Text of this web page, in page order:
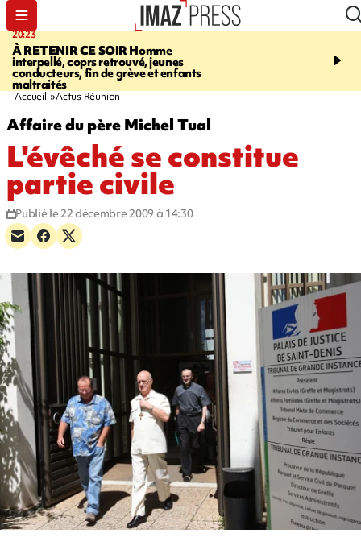
20:23
À RETENIR CE SOIRHomme
interpellé, coprs retrouvé, jeunes
conducteurs, fin de grève et enfants
maltraités
06:04
à La Réunion - des
Accueil Actus Réunion
Affaire du père Michel Tual
L'évêché se constitue
partie civile
Publié le 22 décembre 2009 à 14:30